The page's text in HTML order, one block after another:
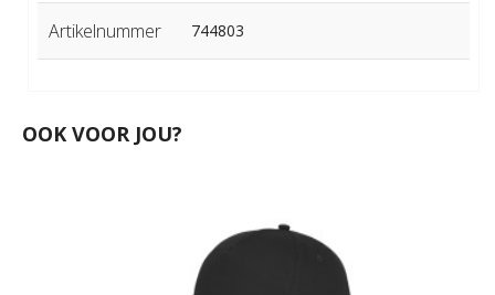
Artikelnummer 744803
OOK VOOR JOU?